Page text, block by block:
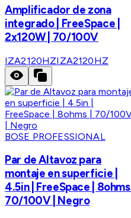
Amplificador de zona
integrado | FreeSpace |
2x120W | 70/100V
IZA2120HZIZA2120HZ
BOSE PROFESSIONAL
Par de Altavoz para
montaje en superficie |
4.5in | FreeSpace | 8ohms |
70/100V | Negro